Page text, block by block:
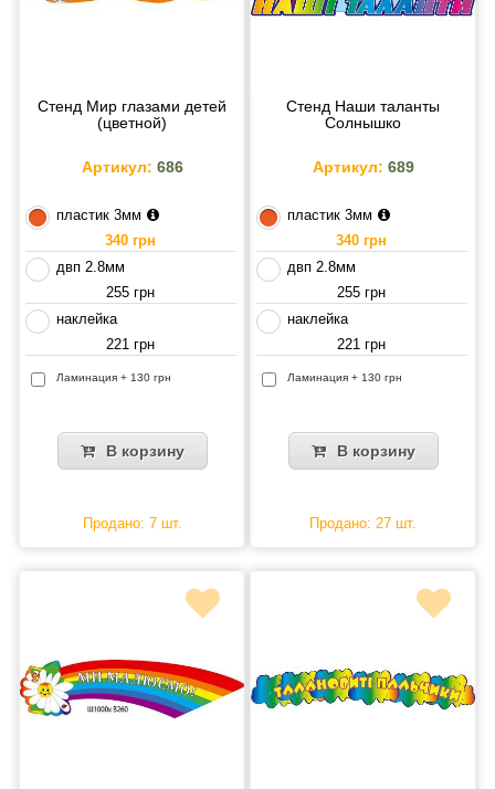
Стенд Мир глазами детей
(цветной)
Артикул: 686
пластик 3мм
340 грн
двп 2.8мм
255 грн
наклейка
221 грн
Ламинация + 130 грн
В корзину
Продано: 7 шт.
Стенд Наши таланты
Солнышко
Артикул: 689
пластик 3мм
340 грн
двп 2.8мм
255 грн
наклейка
221 грн
Ламинация + 130 грн
В корзину
Продано: 27 шт.